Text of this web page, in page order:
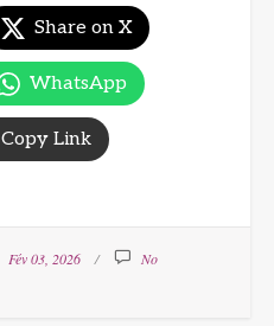
Share on X
WhatsApp
Copy Link
Fév 03, 2026
No